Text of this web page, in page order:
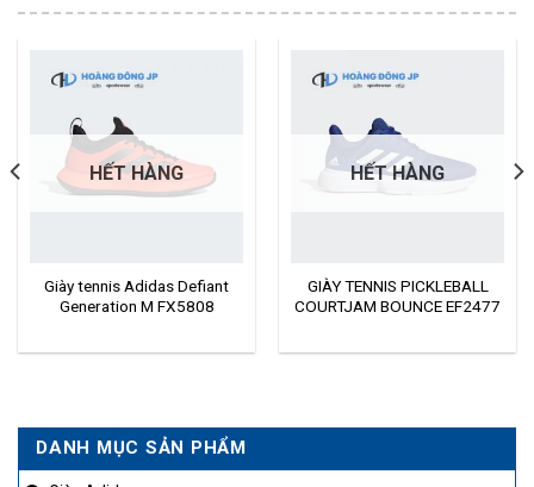
DANH MỤC SẢN PHẨM
HẾT HÀNG
Giày tennis Adidas Defiant
Generation M FX5808
HẾT HÀNG
GIÀY TENNIS PICKLEBALL
COURTJAM BOUNCE EF2477